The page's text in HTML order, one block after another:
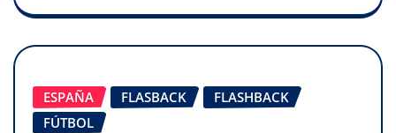
ESPAÑA FLASBACK
FLASHBACK
FÚTBOL